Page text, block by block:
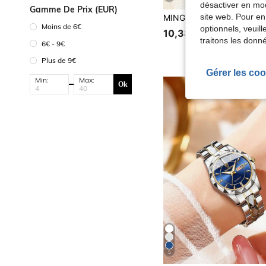
Gamme De Prix (EUR)
Moins de 6€
6€ - 9€
Plus de 9€
Min: Max: Ok
10,38€
5
désactiver en
site web. Pour
optionnels,
traitons les
Gérer les